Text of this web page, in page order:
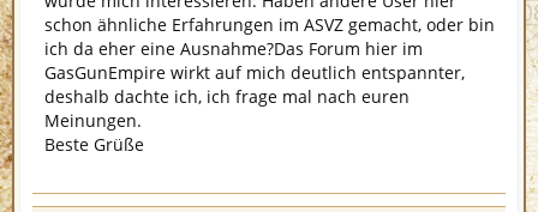
schon ähnliche Erfahrungen im ASVZ gemacht, oder bin
ich da eher eine Ausnahme?Das Forum hier im
GasGunEmpire wirkt auf mich deutlich entspannter,
deshalb dachte ich, ich frage mal nach euren
Meinungen.
Beste Grüße